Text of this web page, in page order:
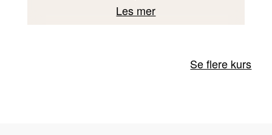
Les mer
Se flere kurs